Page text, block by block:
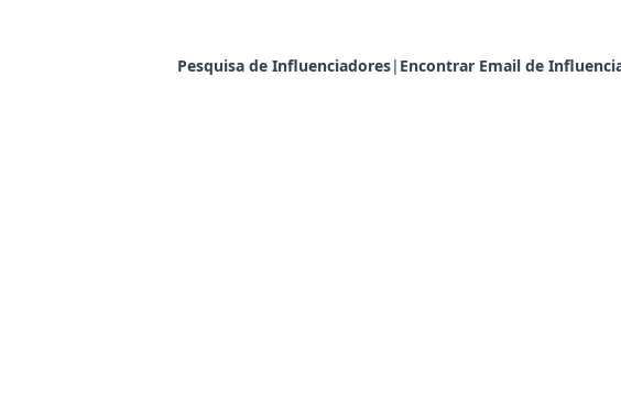
Pesquisa de Influenciadores| Encontrar Email de